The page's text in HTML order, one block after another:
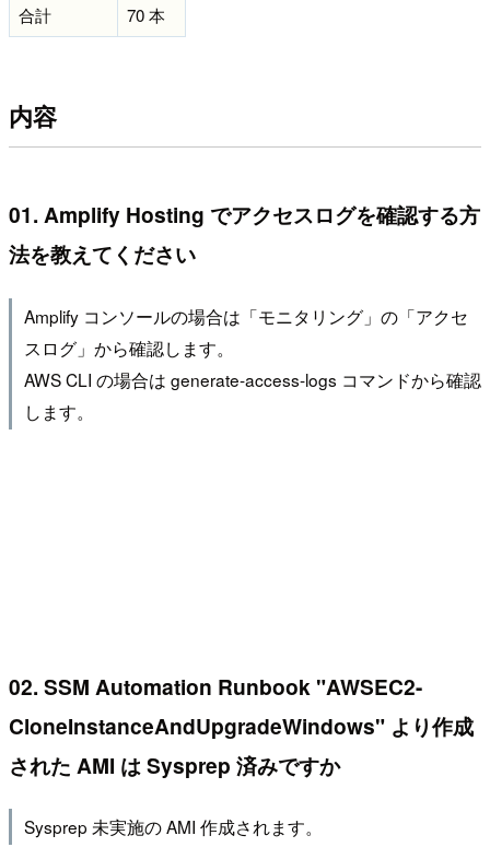
合計
70 本
内容
01. Amplify Hosting でアクセスログを確認する方
法を教えてください
Amplify コンソールの場合は「モニタリング」の「アクセ
スログ」から確認します。
AWS CLI の場合は generate-access-logs コマンドから確認
します。
02. SSM Automation Runbook "AWSEC2-
CloneInstanceAndUpgradeWindows" より作成
された AMI は Sysprep 済みですか
Sysprep 未実施の AMI 作成されます。